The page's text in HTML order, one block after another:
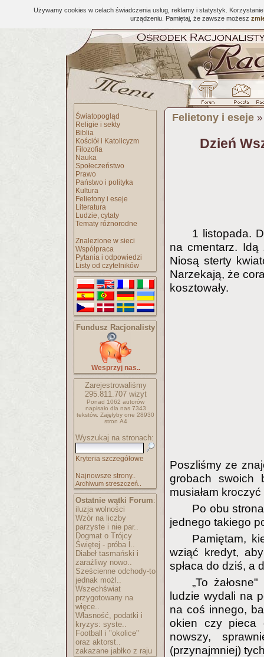
Używamy cookies w celach świadczenia usług, reklamy i statystyk.
urządzeniu. Pamiętaj, że zawsze możesz
Światopogląd
Religie i sekty
Biblia
Kościół i Katolicyzm
Filozofia
Nauka
Społeczeństwo
Prawo
Państwo i polityka
Kultura
Felietony i eseje
Literatura
Ludzie, cytaty
Tematy różnorodne
Znalezione w sieci
Współpraca
Pytania i odpowiedzi
Listy od czytelników
Fundusz Racjonalisty
Wesprzyj nas..
Zarejestrowaliśmy
295.811.707wizyt
Ponad 1062 autorów
napisało dla nas 7343
tekstów. Zajęłyby one 28930
stron A4
Wyszukaj na stronach:
Kryteria szczegółowe
Najnowsze strony..
Archiwum streszczeń..
Ostatnie wątki Forum:
iluzja wolności
Wzór na liczby
parzyste i nie par..
Dogmat o Trójcy
Świętej - próba l..
Diabeł tasmański i
zaraźliwy nowo..
Sześcienne odchody-to
jednak możl..
Wszechświat
przygotowany na
więce..
Własność, podatki i
kryzys: syste..
Football i "okolice"
oraz aktorst..
zakazane jabłko z raju
Felietony i eseje
Dzień
1 listopada.
na cmentarz. Idą
Niosą sterty
Narzekają, że
kosztowały.
Poszliśmy ze
grobach swoich
musiałam
Po obu
jednego takiego
Pamiętam,
wziąć kredyt,
spłaca do dziś, a
„To
ludzie wydali na
na coś innego,
okien czy pieca
nowszy,
(przynajmniej)